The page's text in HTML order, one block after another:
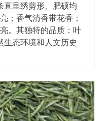
直呈绣剪形、肥硕均
；香气清香带花香；
。其独特的品质：叶
生态环境和人文历史